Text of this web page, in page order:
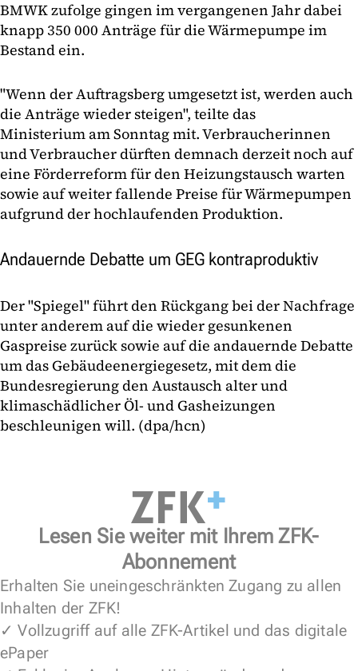
BMWK zufolge gingen im vergangenen Jahr dabei
knapp 350 000 Anträge für die Wärmepumpe im
Bestand ein.
"Wenn der Auftragsberg umgesetzt ist, werden auch
die Anträge wieder steigen", teilte das
Ministerium am Sonntag mit. Verbraucherinnen
und Verbraucher dürften demnach derzeit noch auf
eine Förderreform für den Heizungstausch warten
sowie auf weiter fallende Preise für Wärmepumpen
aufgrund der hochlaufenden Produktion.
Andauernde Debatte um GEG kontraproduktiv
Der "Spiegel" führt den Rückgang bei der Nachfrage
unter anderem auf die wieder gesunkenen
Gaspreise zurück sowie auf die andauernde Debatte
um das Gebäudeenergiegesetz, mit dem die
Bundesregierung den Austausch alter und
klimaschädlicher Öl- und Gasheizungen
beschleunigen will. (dpa/hcn)
Lesen Sie weiter mit Ihrem ZFK-
Abonnement
Erhalten Sie uneingeschränkten Zugang zu allen
Inhalten der ZFK!
✓ Vollzugriff auf alle ZFK-Artikel und das digitale
ePaper